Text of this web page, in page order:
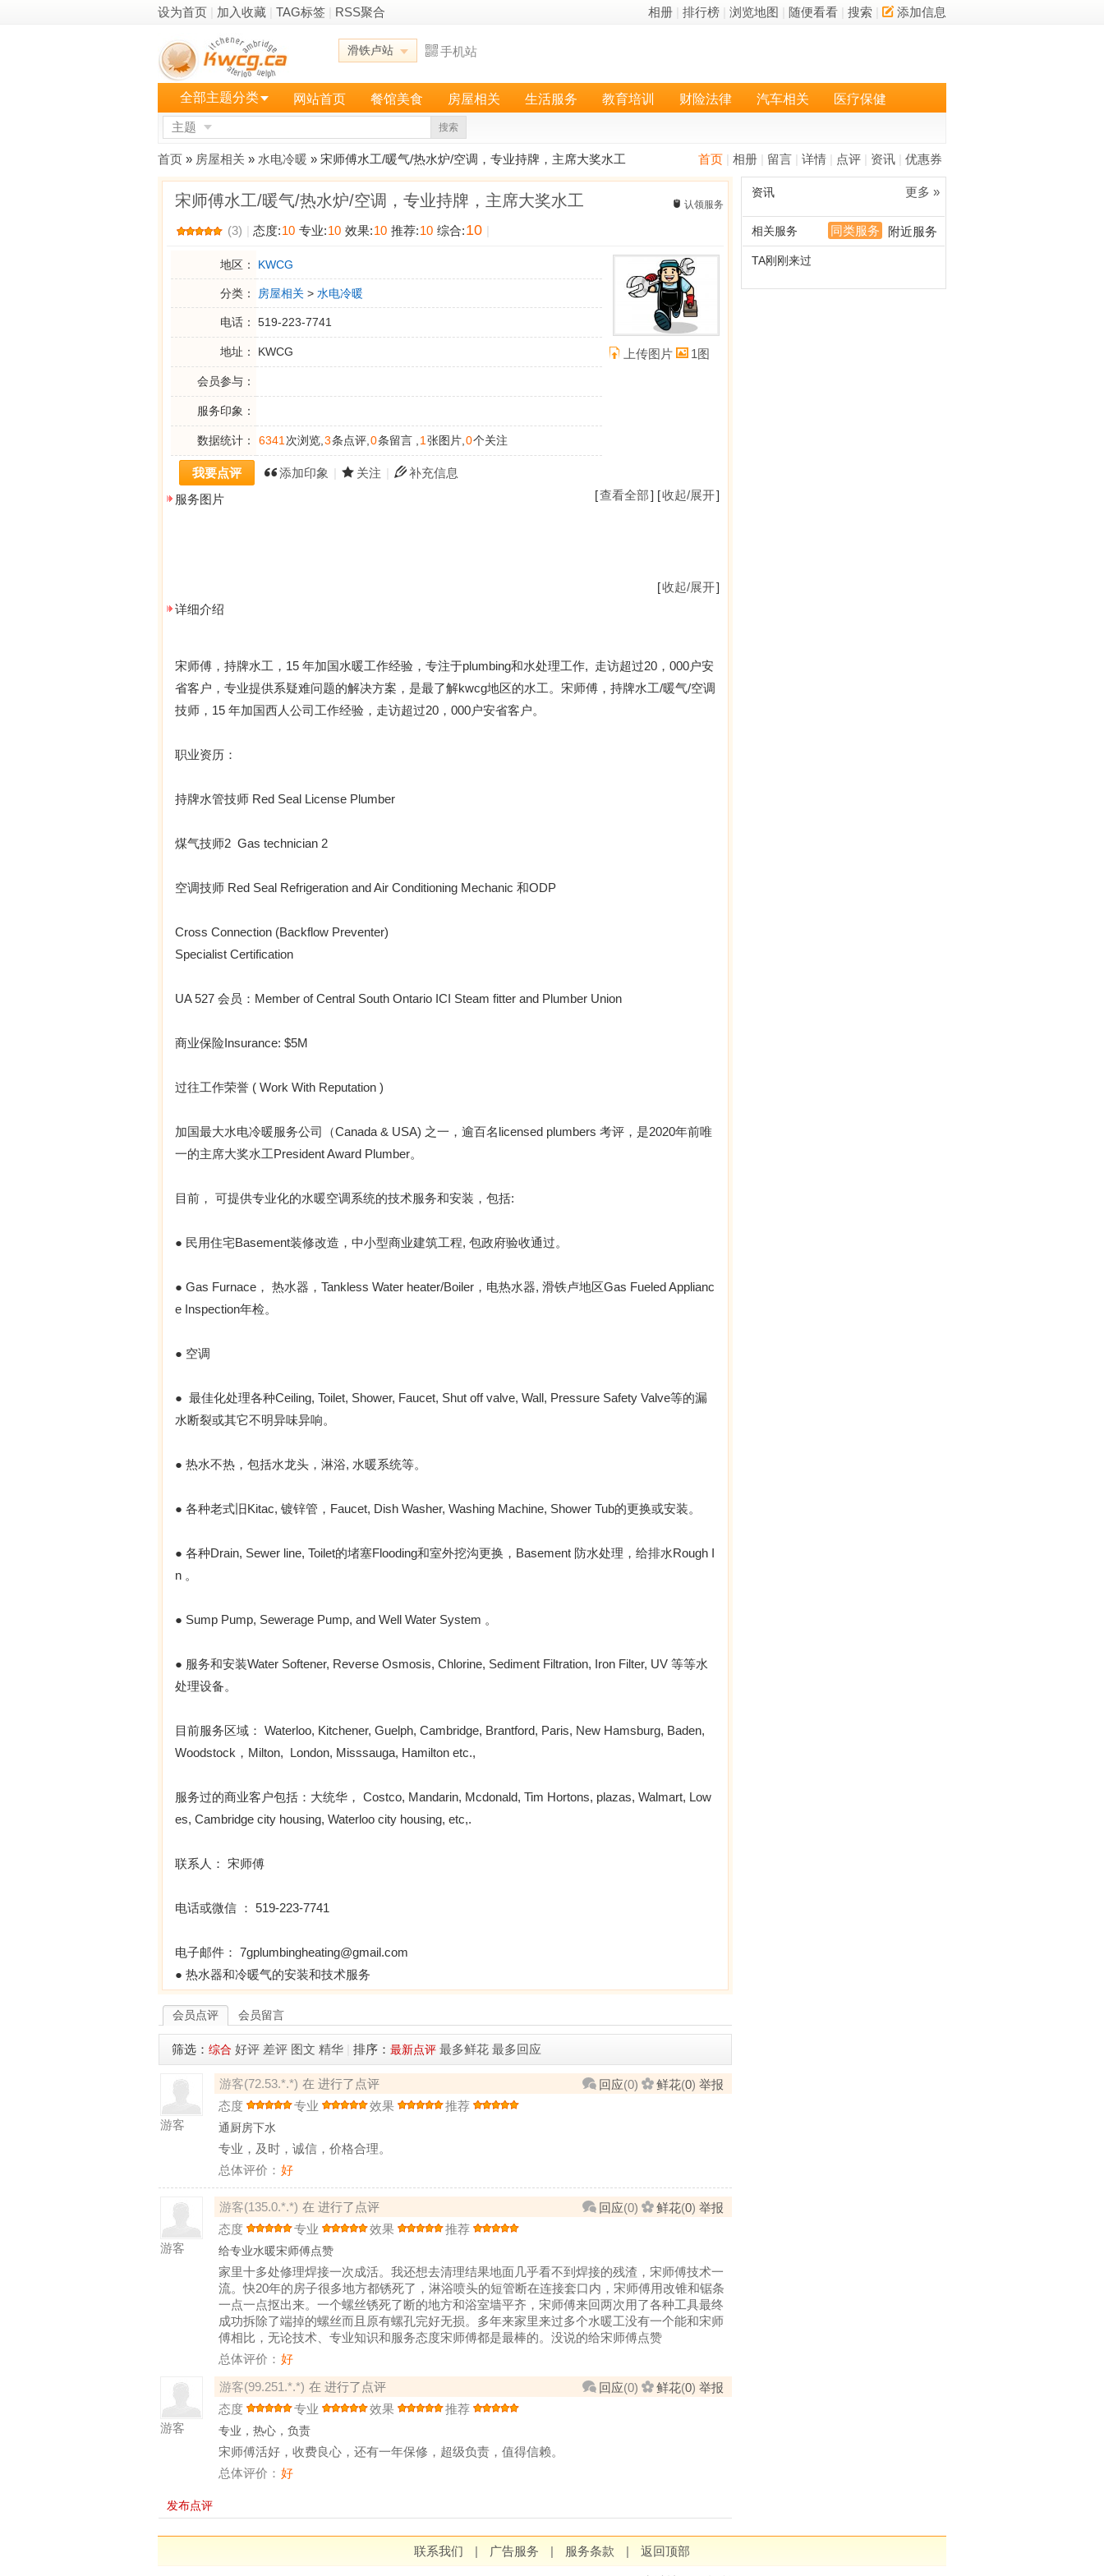
设为首页 加入收藏 TAG标签 RSS聚合 相册 排行榜 浏览地图 随便看看 搜索 添加信息
滑铁卢站 手机站
全部主题分类 网站首页 餐馆美食 房屋相关 生活服务 教育培训 财险法律 汽车相关 医疗保健
主题 搜索
首页 相册 留言 详情 点评 资讯 优惠券
首页 » 房屋相关 » 水电冷暖 » 宋师傅水工/暖气/热水炉/空调，专业持牌，主席大奖水工
宋师傅水工/暖气/热水炉/空调，专业持牌，主席大奖水工 认领服务
(3) 态度:10 专业:10 效果:10 推荐:10 综合:10
地区： KWCG
分类： 房屋相关 > 水电冷暖
电话： 519-223-7741
地址： KWCG
会员参与：
服务印象：
数据统计： 6341 次浏览, 3条点评, 0条留言 , 1 张图片, 0个关注
我要点评 添加印象 关注 补充信息
上传图片 1图
[查看全部] [收起/展开]
服务图片
[收起/展开]
详细介绍
宋师傅，持牌水工，15 年加国水暖工作经验，专注于plumbing和水处理工作, 走访超过20，000户安
省客户，专业提供系疑难问题的解决方案，是最了解kwcg地区的水工。宋师傅，持牌水工/暖气/空调
技师，15 年加国西人公司工作经验，走访超过20，000户安省客户。
职业资历：
持牌水管技师 Red Seal License Plumber
煤气技师2 Gas technician 2
空调技师 Red Seal Refrigeration and Air Conditioning Mechanic 和ODP
Cross Connection (Backflow Preventer)
Specialist Certification
UA 527 会员：Member of Central South Ontario ICI Steam fitter and Plumber Union
商业保险Insurance: $5M
过往工作荣誉 ( Work With Reputation )
加国最大水电冷暖服务公司（Canada & USA) 之一，逾百名licensed plumbers 考评，是2020年前唯
一的主席大奖水工President Award Plumber。
目前， 可提供专业化的水暖空调系统的技术服务和安装，包括:
● 民用住宅Basement装修改造，中小型商业建筑工程, 包政府验收通过。
● Gas Furnace， 热水器，Tankless Water heater/Boiler，电热水器, 滑铁卢地区Gas Fueled Applianc
e Inspection年检。
● 空调
● 最佳化处理各种Ceiling, Toilet, Shower, Faucet, Shut off valve, Wall, Pressure Safety Valve等的漏
水断裂或其它不明异味异响。
● 热水不热，包括水龙头，淋浴, 水暖系统等。
● 各种老式旧Kitac, 镀锌管，Faucet, Dish Washer, Washing Machine, Shower Tub的更换或安装。
● 各种Drain, Sewer line, Toilet的堵塞Flooding和室外挖沟更换，Basement 防水处理，给排水Rough I
n 。
● Sump Pump, Sewerage Pump, and Well Water System 。
● 服务和安装Water Softener, Reverse Osmosis, Chlorine, Sediment Filtration, Iron Filter, UV 等等水
处理设备。
目前服务区域： Waterloo, Kitchener, Guelph, Cambridge, Brantford, Paris, New Hamsburg, Baden,
Woodstock，Milton, London, Misssauga, Hamilton etc.,
服务过的商业客户包括：大统华， Costco, Mandarin, Mcdonald, Tim Hortons, plazas, Walmart, Low
es, Cambridge city housing, Waterloo city housing, etc,.
联系人： 宋师傅
电话或微信 ： 519-223-7741
电子邮件： 7gplumbingheating@gmail.com
● 热水器和冷暖气的安装和技术服务
会员点评 会员留言
筛选： 综合 好评 差评 图文 精华 排序： 最新点评 最多鲜花 最多回应
游客
回应(0) 鲜花(0) 举报
游客(72.53.*.*) 在 进行了点评
态度
专业 效果 推荐
通厨房下水
专业，及时，诚信，价格合理。
总体评价： 好
游客
回应(0) 鲜花(0) 举报
游客(135.0.*.*) 在 进行了点评
态度
专业 效果 推荐
给专业水暖宋师傅点赞
家里十多处修理焊接一次成活。我还想去清理结果地面几乎看不到焊接的残渣，宋师傅技术一
流。快20年的房子很多地方都锈死了，淋浴喷头的短管断在连接套口内，宋师傅用改锥和锯条
一点一点抠出来。一个螺丝锈死了断的地方和浴室墙平齐，宋师傅来回两次用了各种工具最终
成功拆除了端掉的螺丝而且原有螺孔完好无损。多年来家里来过多个水暖工没有一个能和宋师
傅相比，无论技术、专业知识和服务态度宋师傅都是最棒的。没说的给宋师傅点赞
总体评价： 好
游客
回应(0) 鲜花(0) 举报
游客(99.251.*.*) 在 进行了点评
态度
专业 效果 推荐
专业，热心，负责
宋师傅活好，收费良心，还有一年保修，超级负责，值得信赖。
总体评价： 好
发布点评
更多 »
资讯
同类服务 附近服务
相关服务
TA刚刚来过
联系我们 | 广告服务 | 服务条款 | 返回顶部